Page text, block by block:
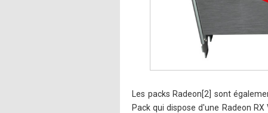
Les packs Radeon[2] sont
Pack qui dispose d'une Radeon